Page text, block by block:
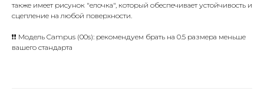
также имеет рисунок "елочка", который обеспечивает устойчивость и
сцепление на любой поверхности.
❗❗ Модель Campus (00s): рекомендуем брать на 0.5 размера меньше
вашего стандарта